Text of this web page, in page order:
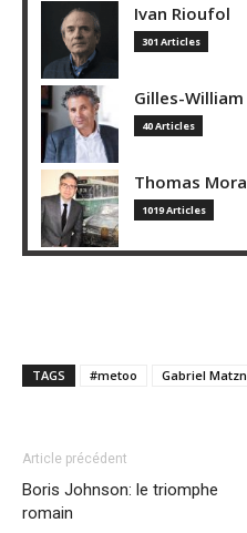
Ivan Rioufol
301 Articles
Gilles-
40 Articles
Thomas
1019 Articles
TAGS #metoo Gabriel
Article précédent
Boris Johnson: le triomphe
romain